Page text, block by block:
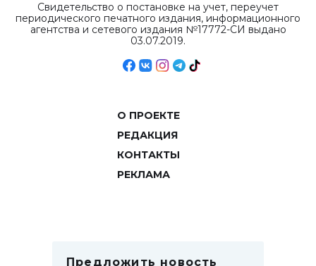
Свидетельство о постановке на учет, переучет
периодического печатного издания, информационного
агентства и сетевого издания №17772-СИ выдано
03.07.2019.
О ПРОЕКТЕ
РЕДАКЦИЯ
КОНТАКТЫ
РЕКЛАМА
Предложить новость